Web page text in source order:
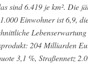
sind 6.419 je km². Die
Einwohner ist 6,9,
204 Milliarden
3,1 %, Straßennetz